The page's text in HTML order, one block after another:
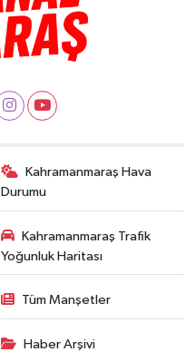
Kahramanmaraş Hava
Durumu
Kahramanmaraş Trafik
Yoğunluk Haritası
Tüm Manşetler
Haber Arşivi